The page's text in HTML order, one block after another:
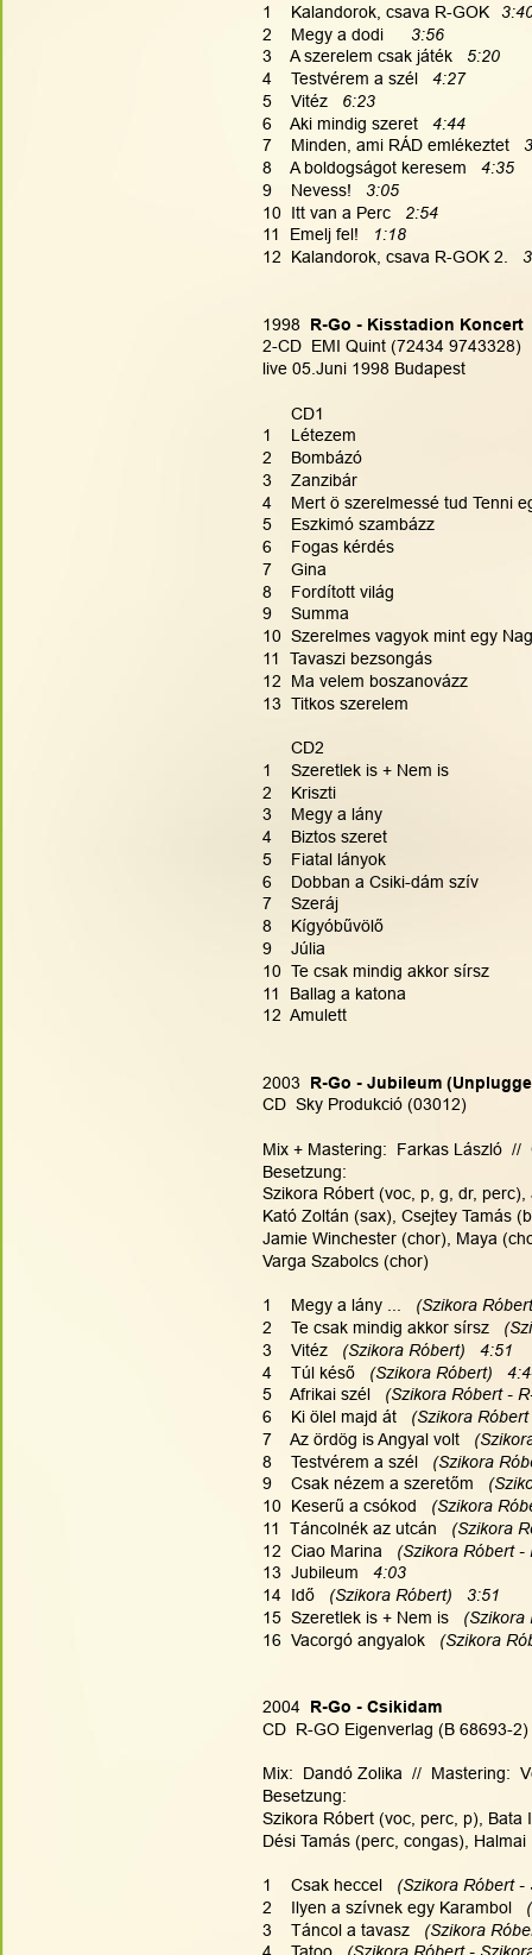
1    Kalandorok, csava R-GOK
2    Megy a dodi
3:56
3    A szerelem csak játék 5:20
4    Testvérem a szél 4:27
5    Vitéz 6:23
6    Aki mindig szeret 4:44
7    Minden, ami RÁD emlékeztet
8    A boldogságot keresem 4:35
9    Nevess! 3:05
10  Itt van a Perc 2:54
11  Emelj fel!
1:18
12  Kalandorok, csava R-GOK 2.
1998
  R-Go - Kisstadion Koncert
2-CD  EMI Quint (72434 9743328)
live 05.Juni 1998 Budapest
      CD1
1    Létezem
2    Bombázó
3    Zanzibár
4    Mert ö szerelmessé tud Tenni
5    Eszkimó szambázz
6    Fogas kérdés
7    Gina
8    Fordított világ
9    Summa
10  Szerelmes vagyok mint egy
11  Tavaszi bezsongás
12  Ma velem boszanovázz
13  Titkos szerelem
      CD2
1    Szeretlek is + Nem is
2    Kriszti
3    Megy a lány
4    Biztos szeret
5    Fiatal lányok
6    Dobban a Csiki-dám szív
7    Szeráj
8    Kígyóbűvölő
9    Júlia
10  Te csak mindig akkor sírsz
11  Ballag a katona
12  Amulett
2003
R-Go - Jubileum
CD  Sky Produkció (03012)
Mix + Mastering:  Farkas László  //
Besetzung:
Szikora Róbert (voc, p, g, dr,
Kató Zoltán (sax), Csejtey Tamás
Jamie Winchester (chor), Maya
Varga Szabolcs (chor)
1    Megy a lány ...
(Szikora
2    Te csak mindig akkor sírsz
3    Vitéz
(Szikora Róbert)   4:51
4    Túl késő
(Szikora Róbert)
5    Afrikai szél
(Szikora Róbert -
6    Ki ölel majd át
(Szikora
7    Az ördög is Angyal volt
8    Testvérem a szél
(Szikora
9    Csak nézem a szeretőm
10  Keserű a csókod
(Szikora
11  Táncolnék az utcán
(Szikora
12  Ciao Marina
(Szikora Róbert -
13  Jubileum 4:03
14  Idő
(Szikora Róbert)   3:51
15  Szeretlek is + Nem is
(Szikora
16  Vacorgó angyalok
(Szikora
2004
  R-Go - Csikidam
CD  R-GO Eigenverlag (B 68693-2)
Mix:  Dandó Zolika  //  Mastering:
Besetzung:
Szikora Róbert (voc, perc, p),
Dési Tamás (perc, congas),
1    Csak heccel
(Szikora Róbert -
2    Ilyen a szívnek egy Karambol
3    Táncol a tavasz
(Szikora